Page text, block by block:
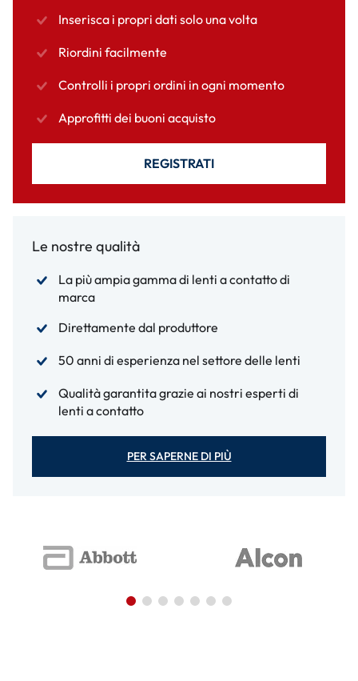
Inserisca i propri dati solo una volta
Riordini facilmente
Controlli i propri ordini in ogni momento
Approfitti dei buoni acquisto
REGISTRATI
Le nostre qualità
La più ampia gamma di lenti a contatto di
marca
Direttamente dal produttore
50 anni di esperienza nel settore delle lenti
Qualità garantita grazie ai nostri esperti di
lenti a contatto
PER SAPERNE DI PIÙ